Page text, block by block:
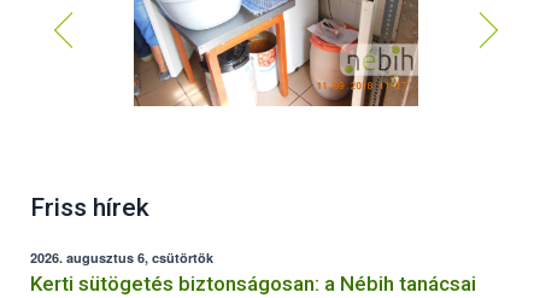
Friss hírek
2026. augusztus 6, csütörtök
Kerti sütögetés biztonságosan: a Nébih tanácsai